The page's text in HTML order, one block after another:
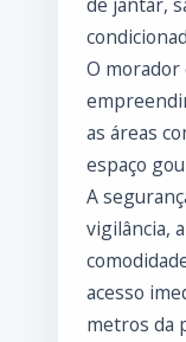
O morador
as áreas
espaço
A
vigilância,
acesso
metros da